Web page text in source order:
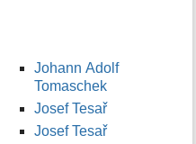
Johann Adolf
Tomaschek
Josef Tesař
Josef Tesař